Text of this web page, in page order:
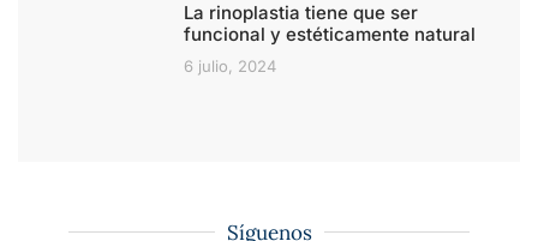
La rinoplastia tiene que ser
funcional y estéticamente natural
6 julio, 2024
Síguenos